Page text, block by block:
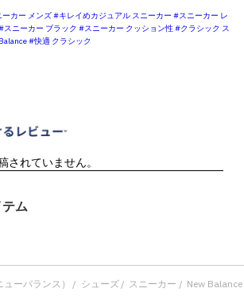
カー メンズ#キレイめカジュアル スニーカー #スニーカー レ
スニーカー ブラック #スニーカー クッション性#クラシック ス
#快適 クラシック
ム
ーバランス） シューズ スニーカー New